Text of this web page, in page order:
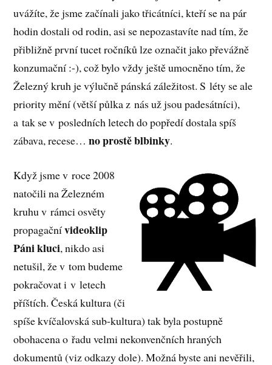
uvážíte, že jsme začínali jako třicátníci, kteří se na pár
hodin dostali od rodin, asi se nepozastavíte nad tím, že
přibližně první tucet ročníků lze označit jako převážně
konzumační :-), což bylo vždy ještě umocněno tím, že
Železný kruh je výlučně pánská záležitost. S léty se ale
priority mění (větší půlka z nás už jsou padesátníci),
a tak se v posledních letech do popředí dostala spíš
zábava, recese…no prostě blbinky.
Když jsme v roce 2008
natočili na Železném
kruhu v rámci osvěty
propagačnívideoklip
Páni kluci, nikdo asi
netušil, že v tom budeme
pokračovat i v letech
příštích. Česká kultura (či
spíše kvíčalovská sub-kultura) tak byla postupně
obohacena o řadu velmi nekonvenčních hraných
dokumentů (viz odkazy dole). Možná byste ani nevěřili,